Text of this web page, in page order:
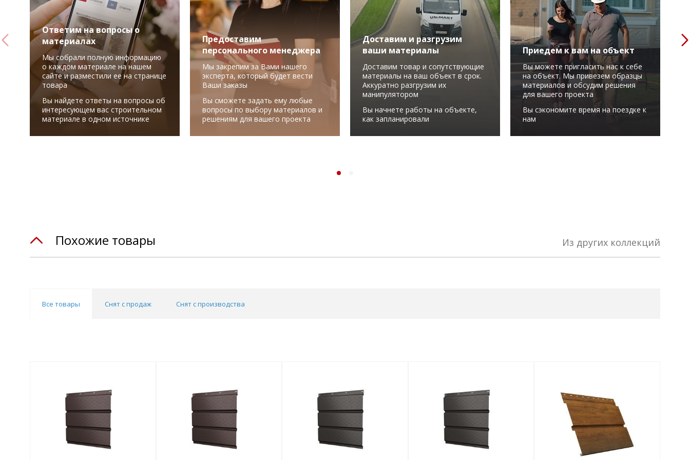
Ответим на вопросы о
материалах
Мы собрали полную информацию
о каждом материале на нашем
сайте и разместили ее на странице
товара
Вы найдете ответы на вопросы об
интересующем вас строительном
материале в одном источнике
Предоставим
персонального менеджера
Мы закрепим за Вами нашего
эксперта, который будет вести
Ваши заказы
Вы сможете задать ему любые
вопросы по выбору материалов и
решениям для вашего проекта
Доставим и разгрузим
ваши материалы
Доставим товар и сопутствующие
материалы на ваш объект в срок.
Аккуратно разгрузим их
манипулятором
Вы начнете работы на объекте,
как запланировали
Приедем к вам на объект
Вы можете пригласить нас к себе
на объект. Мы привезем образцы
материалов и обсудим решения
для вашего проекта
Вы сэкономите время на поездке к
нам
Из других коллекций
Похожие товары
Все товары Снят с продаж Снят с производства